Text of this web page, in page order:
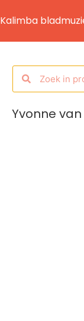
Kalimba
Yvonne